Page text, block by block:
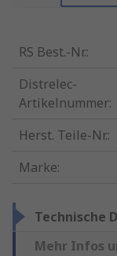
RS Best.-Nr.:
Distrelec-
Artikelnummer:
Herst. Teile-Nr.:
Marke:
Technische
Mehr Infos